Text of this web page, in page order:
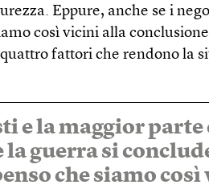
Eppure, anche se i
così vicini alla
fattori che rendono la
e la maggior parte
la guerra si
che siamo